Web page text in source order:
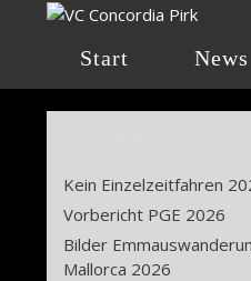
Start News
Kein Einzelzeitfahren
Vorbericht PGE 2026
Bilder
Mallorca 2026